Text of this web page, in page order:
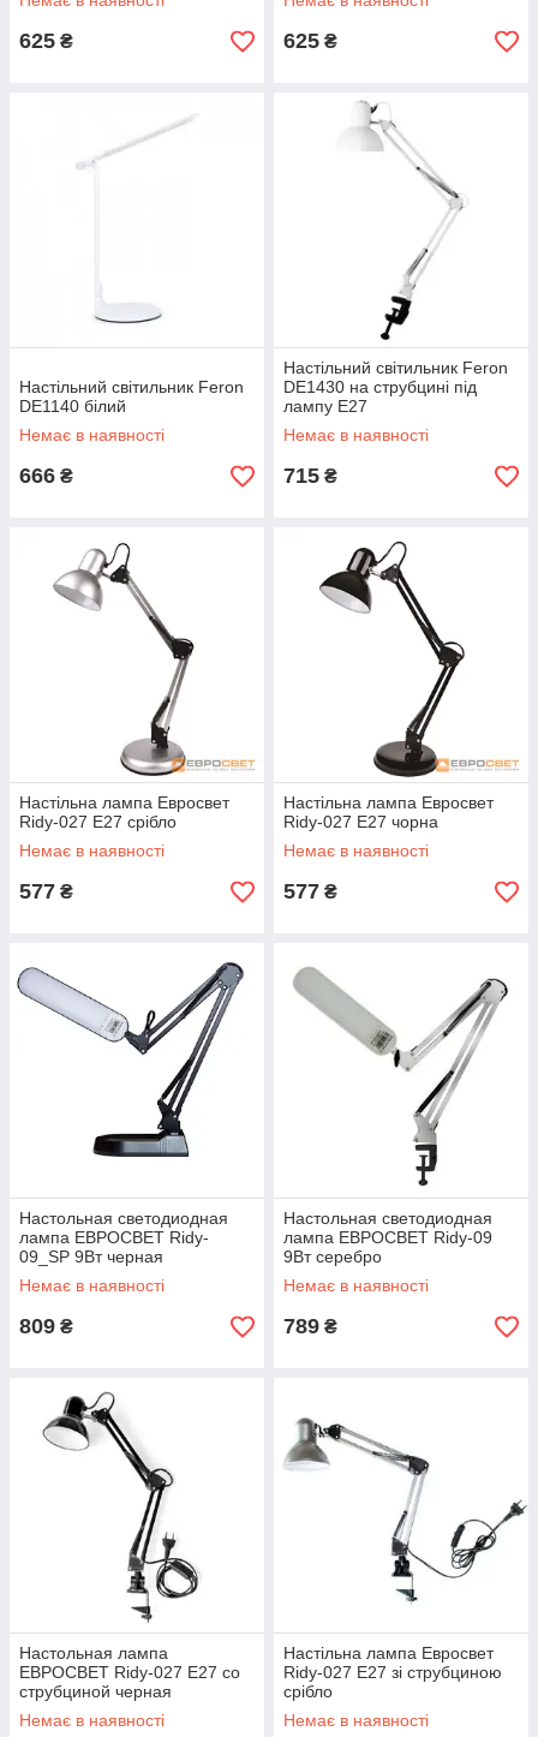
625 ₴ 625 ₴
Настільний світильник Feron
DE1140 білий
Немає в наявності
666 ₴
Настільний світильник Feron
DE1430 на струбцині під
лампу Е27
Немає в наявності
715 ₴
Настільна лампа Евросвет
Ridy-027 E27 срібло
Немає в наявності
577 ₴
Настільна лампа Евросвет
Ridy-027 E27 чорна
Немає в наявності
577 ₴
Настольная светодиодная
лампа ЕВРОСВЕТ Ridy-
09_SP 9Вт черная
Немає в наявності
809 ₴
Настольная светодиодная
лампа ЕВРОСВЕТ Ridy-09
9Вт серебро
Немає в наявності
789 ₴
Настольная лампа
ЕВРОСВЕТ Ridy-027 E27 со
струбциной черная
Немає в наявності
Настільна лампа Евросвет
Ridy-027 E27 зі струбциною
срібло
Немає в наявності